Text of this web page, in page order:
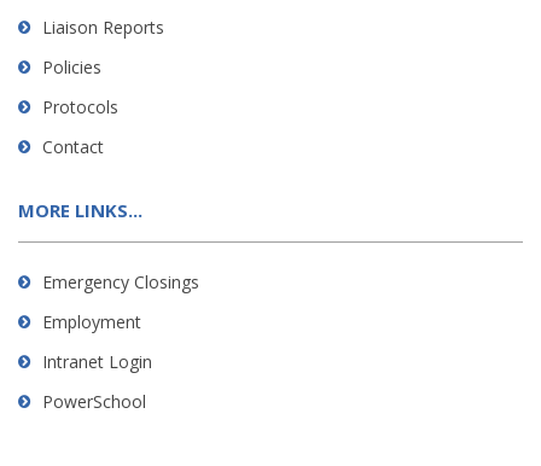
Liaison Reports
Policies
Protocols
Contact
MORE LINKS...
Emergency Closings
Employment
Intranet Login
PowerSchool